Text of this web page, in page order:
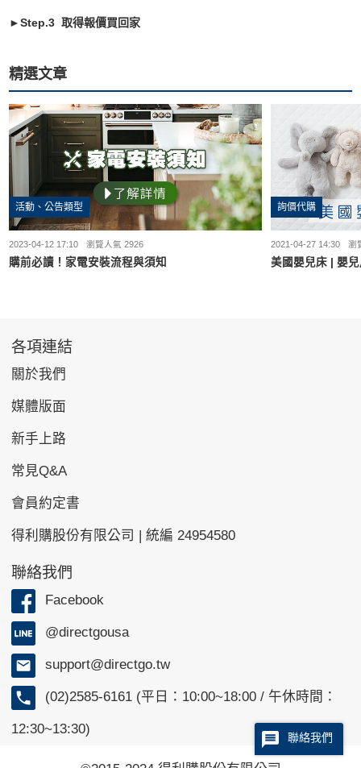
►Step.3 取得報價買回家
精選文章
活動、公告類型
購前必讀！家電安裝流程與須知
2023-04-12 17:10 瀏覽人氣 2926
詢價代購
美國嬰兒床 | 嬰
2021-04-27 14:30 瀏
聯絡我們
各項連結
關於我們
媒體版面
新手上路
常見Q&A
會員約定書
得利購股份有限公司 | 統編 24954580
聯絡我們
Facebook
@directgousa
support@directgo.tw
(02)2585-6161 (平日：10:00~18:00 / 午休時間：
12:30~13:30)